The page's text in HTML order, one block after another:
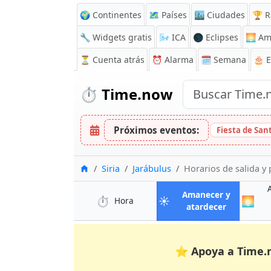
🌍 Continentes 🗺️ Países 🏙️ Ciudades 🏆
🔧 Widgets gratis
🌬️ ICA 🌑 Eclipses 🌅
⏳ Cuenta atrás ⏰ Alarma 🗓️ Semana 🎂
⏱️ Time.now
Próximos eventos: Fiesta de
InicioSiria Jarábulus Horarios de salida y
⏱️ Hora en Jarábulus
☀️
Amanecer y
atardeceren 🌅
⭐ Apoya a